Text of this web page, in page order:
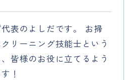
表のよしだです。 お掃
リーニング技能士という
皆様のお役に立てるよう
！